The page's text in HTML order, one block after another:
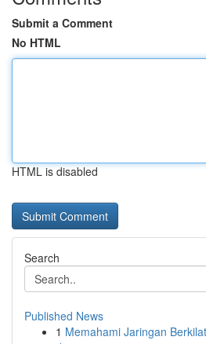
Submit a Comment
No HTML
HTML is disabled
Search
Published News
1 Memahami Jaringan